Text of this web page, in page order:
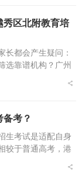
秀区北附教育培
长都会产生疑问：
选靠谱机构？广州
研体系、课程规
考？
生考试是适配自身
较于普通高考，港
在明显差异，不